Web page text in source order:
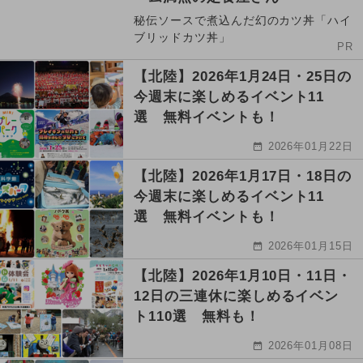
秘伝ソースで煮込んだ幻のカツ丼「ハイ
ブリッドカツ丼」
PR
【北陸】2026年1月24日・25日の
今週末に楽しめるイベント11
選 無料イベントも！
2026年01月22日
【北陸】2026年1月17日・18日の
今週末に楽しめるイベント11
選 無料イベントも！
2026年01月15日
【北陸】2026年1月10日・11日・
12日の三連休に楽しめるイベン
ト110選 無料も！
2026年01月08日